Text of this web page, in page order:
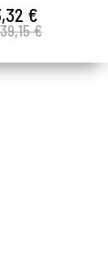
Defense -
Vassari ®
€
39,15 €